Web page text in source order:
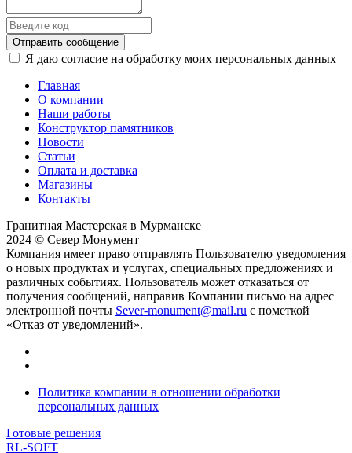
Отправить сообщение
Я даю согласие на обработку моих персональных данных
Главная
О компании
Наши работы
Конструктор памятников
Новости
Статьи
Оплата и доставка
Магазины
Контакты
Гранитная Мастерская в Мурманске
2024 © Север Монумент
Компания имеет право отправлять Пользователю уведомления
о новых продуктах и услугах, специальных предложениях и
различных событиях. Пользователь может отказаться от
получения сообщений, направив Компании письмо на адрес
электронной почты Sever-monument@mail.ru с пометкой
«Отказ от уведомлений».
Политика компании в отношении обработки
персональных данных
Готовые решения
RL-SOFT